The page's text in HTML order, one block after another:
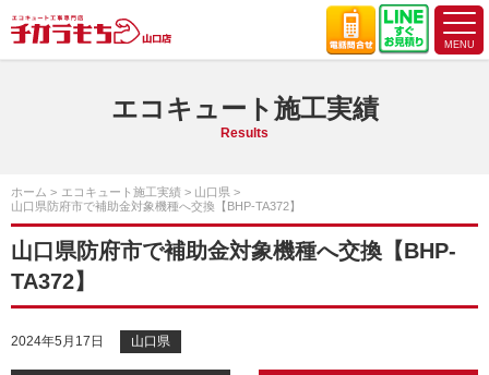
エコキュート施工実績
Results
ホーム エコキュート施工実績
山口県
山口県防府市で補助金対象機種へ交換【BHP-TA372】
山口県防府市で補助金対象機種へ交換【BHP-
TA372】
2024年5月17日 山口県